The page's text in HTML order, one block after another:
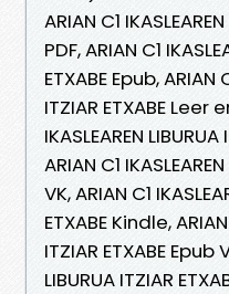
ARIAN C1
PDF, ARIAN C1
ETXABE Epub, ARIAN
ITZIAR ETXABE Leer
IKASLEAREN
ARIAN C1
VK, ARIAN C1
ETXABE Kindle,
ITZIAR ETXABE Epub
LIBURUA ITZIAR